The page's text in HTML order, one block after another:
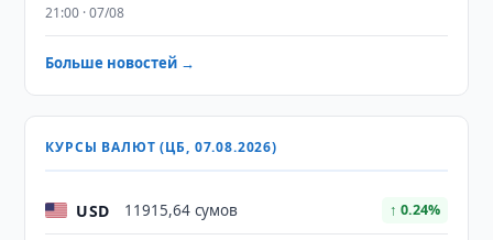
21:00 · 07/08
Больше новостей →
КУРСЫ ВАЛЮТ (ЦБ, 07.08.2026)
USD 11915,64 сумов ↑ 0.24%